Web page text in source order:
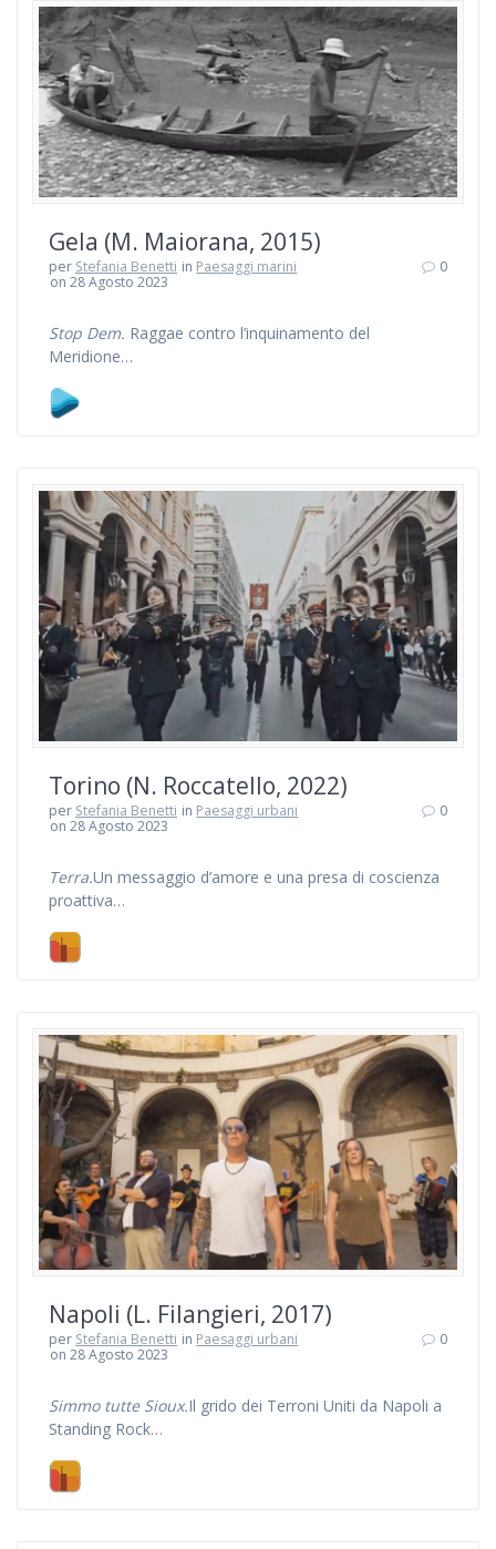
Gela (M. Maiorana, 2015)
per Stefania Benetti in Paesaggi marini
on 28 Agosto 2023
0
Stop Dem. Raggae contro l’inquinamento del
Meridione…
Torino (N. Roccatello, 2022)
per Stefania Benetti in Paesaggi urbani
on 28 Agosto 2023
0
Terra.Un messaggio d’amore e una presa di coscienza
proattiva…
Napoli (L. Filangieri, 2017)
per Stefania Benetti in Paesaggi urbani
on 28 Agosto 2023
0
Simmo tutte Sioux.Il grido dei Terroni Uniti da Napoli a
Standing Rock…